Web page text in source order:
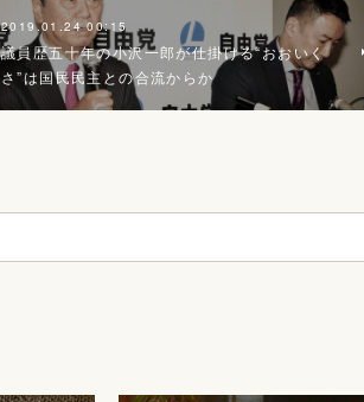
2019.01.24 00:15
議員歴五十年の小沢一郎が仕掛ける“おおいく
さ”は国民民主との合流からか